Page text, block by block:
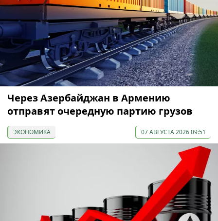
Через Азербайджан в Армению
отправят очередную партию грузов
ЭКОНОМИКА 07 АВГУСТА 2026 09:51